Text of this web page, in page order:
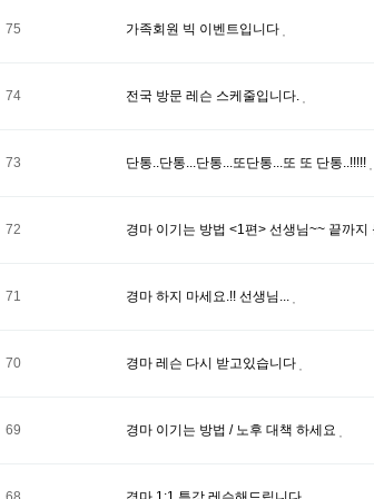
75 가족회원 빅 이벤트입니다
74 전국 방문 레슨 스케줄입니다.
73 단통..단통...단통...또단통...또 또 단통..!!!!!
72 경마 이기는 방법 <1편> 선생님~~ 끝까지
71 경마 하지 마세요.!! 선생님...
70 경마 레슨 다시 받고있습니다
69 경마 이기는 방법 / 노후 대책 하세요